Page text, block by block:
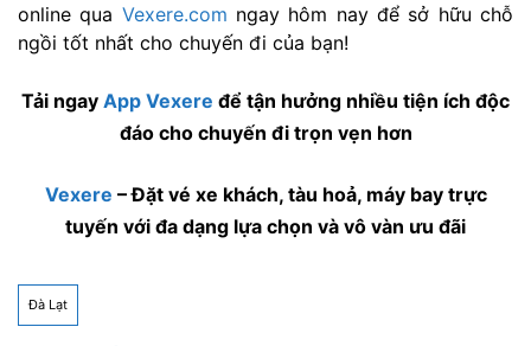
online qua Vexere.com ngay hôm nay để sở hữu chỗ
ngồi tốt nhất cho chuyến đi của bạn!
Tải ngay App Vexere để tận hưởng nhiều tiện ích độc
đáo cho chuyến đi trọn vẹn hơn
Vexere – Đặt vé xe khách, tàu hoả, máy bay trực
tuyến với đa dạng lựa chọn và vô vàn ưu đãi
Đà Lạt